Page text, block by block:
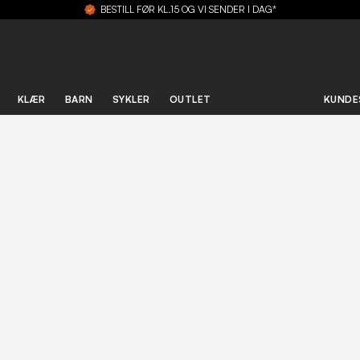
BESTILL FØR KL.15 OG VI SENDER I DAG*
KLÆR BARN SYKLER OUTLET